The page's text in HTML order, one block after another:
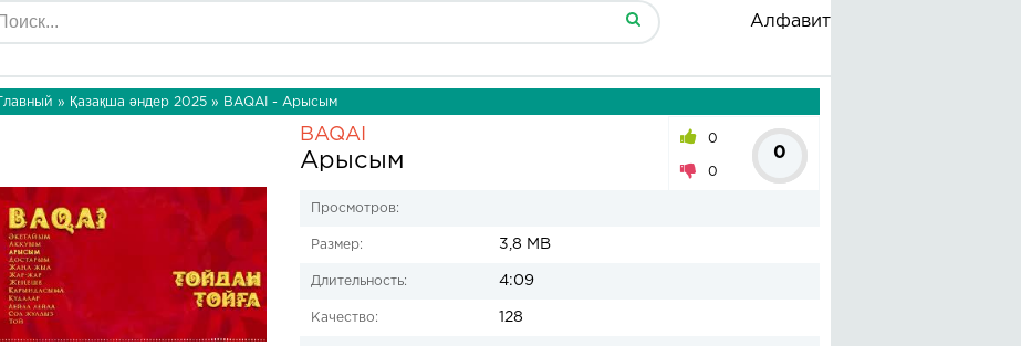
Алфавит
Главный » Қазақша әндер 2025 » BAQAI - Арысым
BAQAI
Арысым
0
0
0
Просмотров:
Размер: 3,8 MB
Длительность: 4:09
Качество: 128